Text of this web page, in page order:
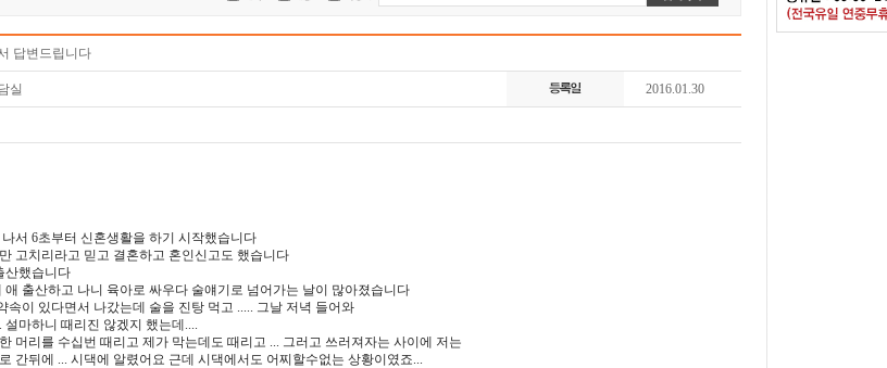
답변드립니다
실 2016.01.30
서 6초부터 신혼생활을 하기 시작했습니다
고치리라고 믿고 결혼하고 혼인신고도 했습니다
산했습니다
출산하고 나니 육아로 싸우다 술얘기로 넘어가는 날이 많아졌습니다
속이 있다면서 나갔는데 술을 진탕 먹고 ..... 그날 저녁 들어와
마하니 때리진 않겠지 했는데....
머리를 수십번 때리고 제가 막는데도 때리고 ... 그러고 쓰러져자는 사이에 저는
간뒤에 ... 시댁에 알렸어요 근데 시댁에서도 어찌할수없는 상황이였죠...